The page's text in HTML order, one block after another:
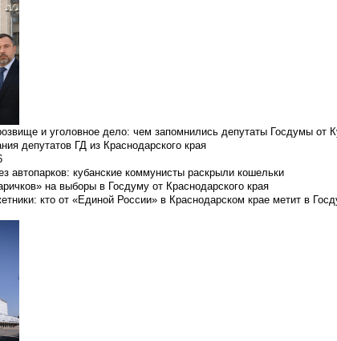
и уголовное дело: чем запомнились депутаты Госдумы от
депутатов ГД из Краснодарского края
автопарков: кубанские коммунисты раскрыли кошельки
на выборы в Госдуму от Краснодарского края
кто от «Единой России» в Краснодарском крае метит в